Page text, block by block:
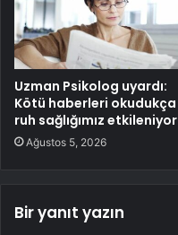
Uzman Psikolog uyardı:
Kötü haberleri okudukça
ruh sağlığımız etkileniyor
Ağustos 5, 2026
Bir yanıt yazın